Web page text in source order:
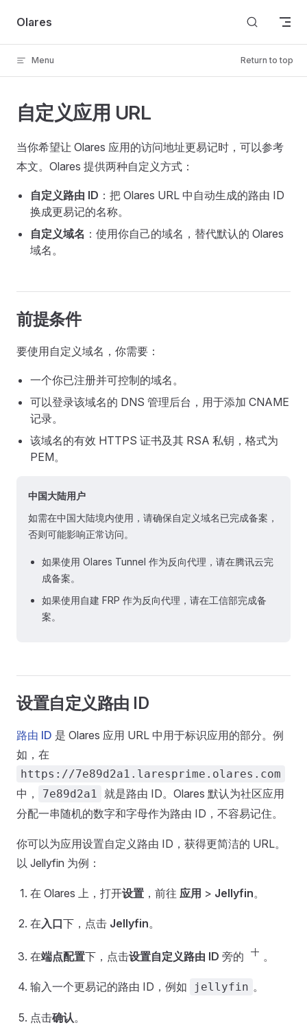
Skip to content
Olares
Menu Return to top
自定义应用 URL
当你希望让 Olares 应用的访问地址更易记时，可以参考
本文。Olares 提供两种自定义方式：
自定义路由 ID ：把 Olares URL 中自动生成的路由 ID
换成更易记的名称。
自定义域名 ：使用你自己的域名，替代默认的 Olares
域名。
前提条件
要使用自定义域名，你需要：
一个你已注册并可控制的域名。
可以登录该域名的 DNS 管理后台，用于添加 CNAME
记录。
该域名的有效 HTTPS 证书及其 RSA 私钥，格式为
PEM。
中国大陆用户
如需在中国大陆境内使用，请确保自定义域名已完成备案，
否则可能影响正常访问。
如果使用 Olares Tunnel 作为反向代理，请在腾讯云完
成备案。
如果使用自建 FRP 作为反向代理，请在工信部完成备
案。
设置自定义路由 ID
路由 ID 是 Olares 应用 URL 中用于标识应用的部分。例
如，在
https://7e89d2a1.laresprime.olares.com
中， 7e89d2a1 就是路由 ID。Olares 默认为社区应用
分配一串随机的数字和字母作为路由 ID，不容易记住。
你可以为应用设置自定义路由 ID，获得更简洁的 URL。
以 Jellyfin 为例：
在 Olares 上，打开设置 ，前往 应用 > Jellyfin。
在入口下，点击 Jellyfin。
在端点配置下，点击设置自定义路由 ID 旁的 add 。
输入一个更易记的路由 ID，例如 jellyfin 。
点击确认。